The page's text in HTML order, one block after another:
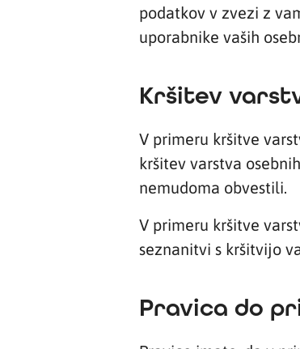
podatkov v zvezi z
uporabnike vaših
Kršitev
V primeru kršitve
kršitev varstva
nemudoma obvestili.
V primeru kršitve
seznanitvi s kršitvijo
Pravica do